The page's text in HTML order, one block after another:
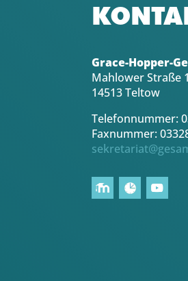
Grace-Hopper-
Mahlower Straße
14513 Teltow
Telefonnummer:
Faxnummer: